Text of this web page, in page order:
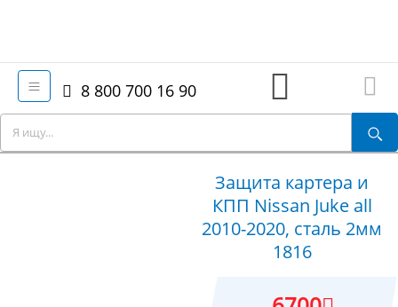
8 800 700 16 90
Защита картера и
КПП Nissan Juke all
2010-2020, сталь 2мм
1816